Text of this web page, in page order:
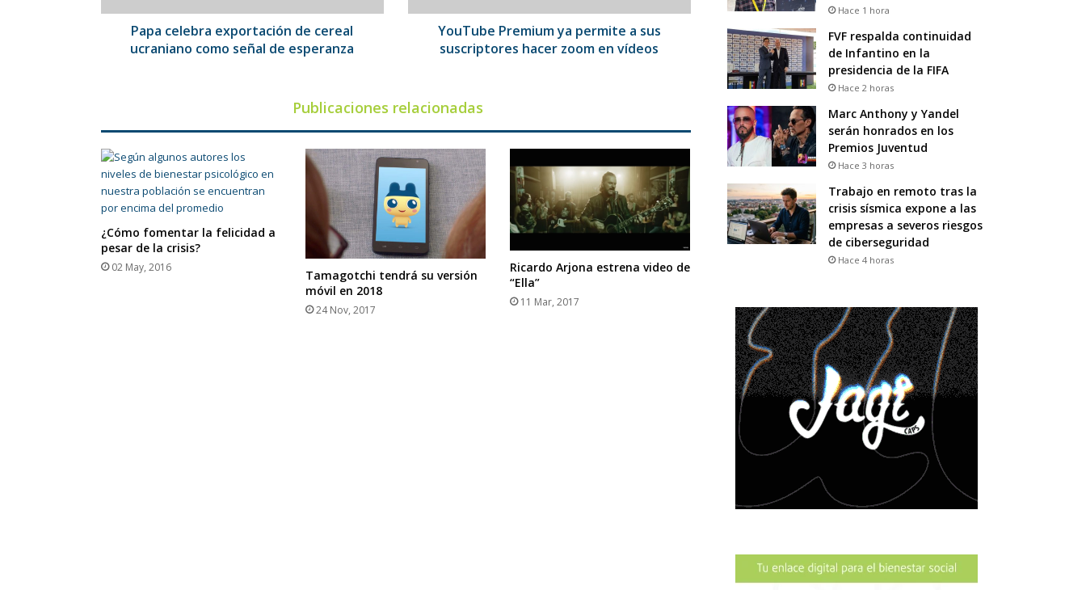
de
esperanzaPapa celebra exportación de cereal
ucraniano como señal de esperanza
zoom
YouTube Premium ya permite a sus
suscriptores hacer zoom en vídeos
Publicaciones relacionadas
¿Cómo fomentar la felicidad a
pesar de la crisis?
02 May, 2016
Tamagotchi tendrá su versión
móvil en 2018
24 Nov, 2017
Ricardo Arjona estrena video de
“Ella”
11 Mar, 2017
Hace 1 hora
FVF respalda continuidad
de Infantino en la
presidencia de la FIFA
Hace 2 horas
Marc Anthony y Yandel
serán honrados en los
Premios Juventud
Hace 3 horas
Trabajo en remoto tras la
crisis sísmica expone a las
empresas a severos riesgos
de ciberseguridad
Hace 4 horas